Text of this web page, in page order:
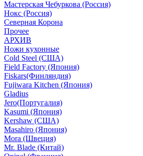
Мастерская Чебуркова (Россия)
Нокс (Россия)
Северная Корона
Прочее
АРХИВ
Ножи кухонные
Cold Steel (США)
Field Factory (Япония)
Fiskars(Финляндия)
Fujiwara Kitchen (Япония)
Gladius
Jero(Португалия)
Kasumi (Япония)
Kershaw (США)
Masahiro (Япония)
Mora (Швеция)
Mr. Blade (Китай)